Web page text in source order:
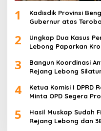
1
Kadisdik Provinsi
Gubernur atas
2
Ungkap Dua Kasus
Lebong Paparkan
3
Bangun Koordinasi
Rejang Lebong
4
Ketua Komisi I DPRD
Minta OPD Segera
5
Hasil Muskap Sudah
Rejang Lebong dan